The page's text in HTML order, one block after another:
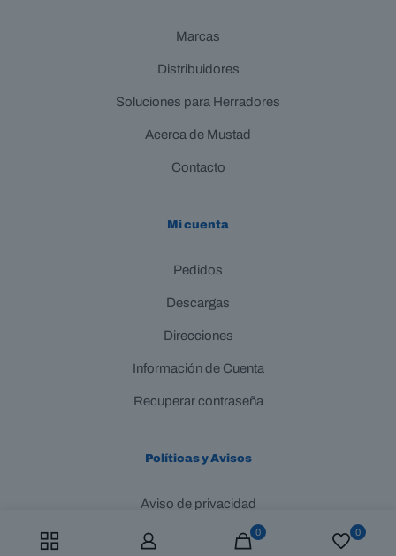
Marcas
Distribuidores
Soluciones para Herradores
Acerca de Mustad
Contacto
Mi cuenta
Pedidos
Descargas
Direcciones
Información de Cuenta
Recuperar contraseña
Políticas y Avisos
Aviso de privacidad
Términos y Condiciones
0 0